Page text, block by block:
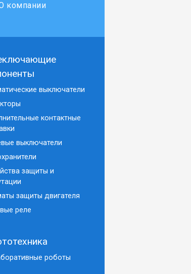
компании
выключатели
контактные
выключатели
защиты и
защиты двигателя
реле
роботы